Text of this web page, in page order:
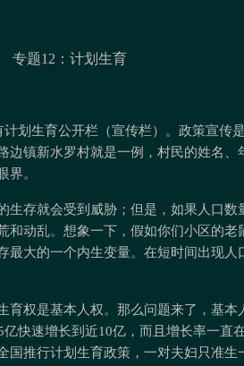
专题12：计划生育
划生育公开栏（宣传栏）。政策宣传
镇新水罗村就是一例，村民的姓名、
界。
生存就会受到威胁；但是，如果人口数
和动乱。想象一下，假如你们小区的老
最大的一个内生变量。在短时间出现人
育权是基本人权。那么问题来了，基本
快速增长到近10亿，而且增长率一直
国推行计划生育政策，一对夫妇只准生